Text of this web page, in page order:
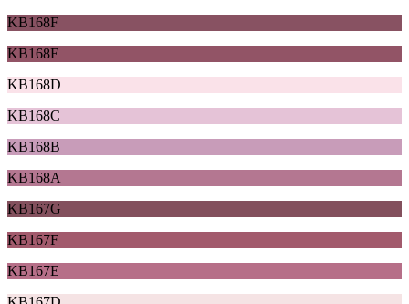
KB168F
KB168E
KB168D
KB168C
KB168B
KB168A
KB167G
KB167F
KB167E